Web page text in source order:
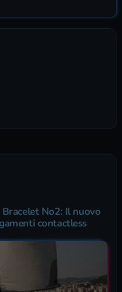
No2: Il nuovo
contactless